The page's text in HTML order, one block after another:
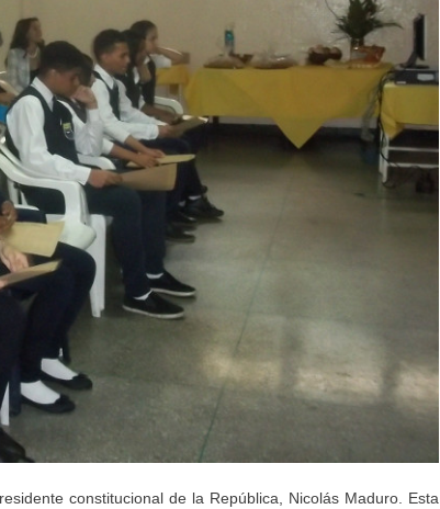
constitucional de la República, Nicolás Maduro. Esta